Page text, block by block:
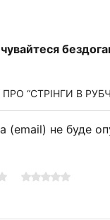
“СТРІНГИ В
(email) не буде